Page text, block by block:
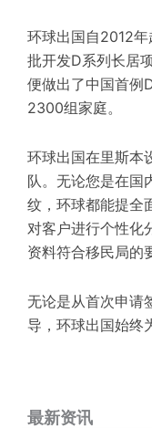
环球出国自2012
批开发D系列长居
便做出了中国首例
2300组家庭。
环球出国在里斯本
队。无论您是在国
纹 ，环球都能提全
对客户进行个性化
资料符合移民局的
无论是从首次申请
导，环球出国始终
最新资讯